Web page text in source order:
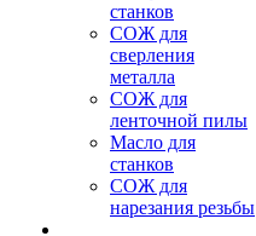
станков
СОЖ для
сверления
металла
СОЖ для
ленточной пилы
Масло для
станков
СОЖ для
нарезания резьбы